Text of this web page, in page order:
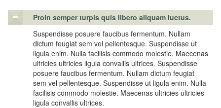
Proin semper turpis quis libero aliquam luctus.
Suspendisse posuere faucibus fermentum. Nullam
dictum feugiat sem vel pellentesque. Suspendisse ut
ligula enim. Nulla facilisis commodo molestie. Maecenas
ultricies ultricies ligula convallis ultrices. Suspendisse
posuere faucibus fermentum. Nullam dictum feugiat
sem vel pellentesque. Suspendisse ut ligula enim. Nulla
facilisis commodo molestie. Maecenas ultricies ultricies
ligula convallis ultrices.